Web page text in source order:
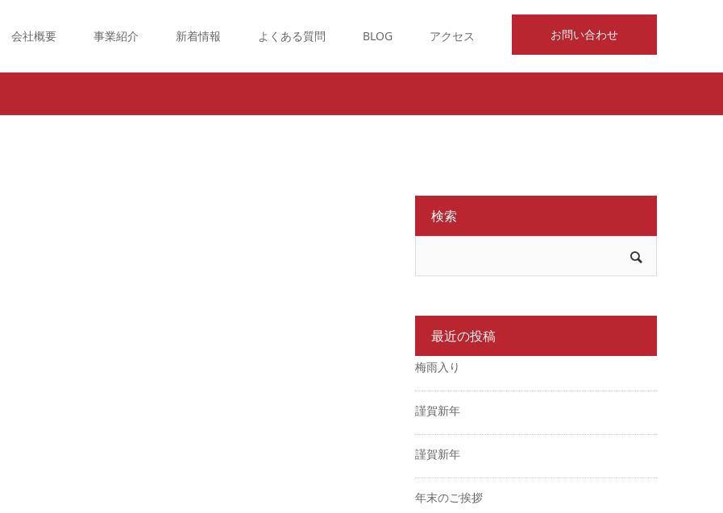
お問い合わせ
会社概要 事業紹介 新着情報 よくある質問 BLOG アクセス
検索
最近の投稿
梅雨入り
謹賀新年
謹賀新年
年末のご挨拶